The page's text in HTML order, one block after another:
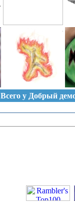
Всего у Добрый